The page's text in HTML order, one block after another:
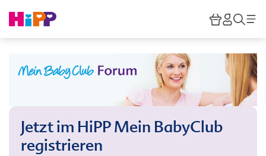
HiPP
Jetzt im HiPP Mein BabyClub
registrieren